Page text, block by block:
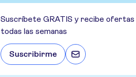
Suscríbete GRATIS y recibe ofertas
todas las semanas
Suscribirme